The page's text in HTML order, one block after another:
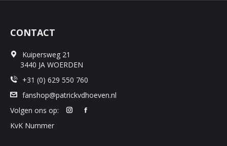
CONTACT
Kuipersweg 21
3440 JA WOERDEN
+31 (0) 629 550 760
fanshop@patrickvdhoeven.nl
Volgen ons op:
KvK Nummer